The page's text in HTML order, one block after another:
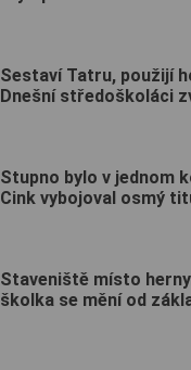
Sestaví Tatru, použijí
Dnešní středoškoláci
Stupno bylo v jednom
Cink vybojoval osmý
Staveniště místo
školka se mění od